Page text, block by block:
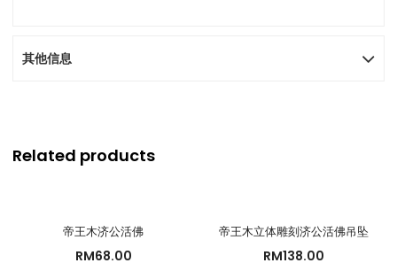
其他信息
Related products
帝王木济公活佛
RM68.00
帝王木立体雕刻济公活佛吊坠
RM138.00